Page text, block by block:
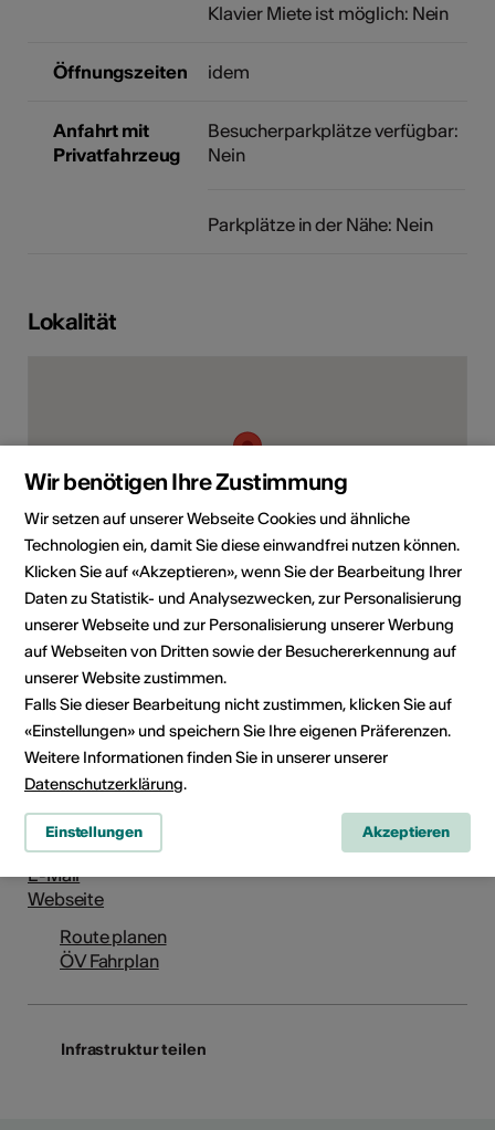
Klavier Miete ist möglich: Nein
Öffnungszeiten idem
Anfahrt mit
Privatfahrzeug
Besucherparkplätze verfügbar:
Nein
Parkplätze in der Nähe: Nein
Lokalität
Route de Florissant 130, 1231 Conches
Route planen
ÖV Fahrplan
Adresse
Fondation Valette
Projet Fotoscope
Route de Florissant 130
1231 Conches
E-Mail
Webseite
Route planen
ÖV Fahrplan
Infrastruktur teilen
Wir benötigen Ihre Zustimmung
Wir setzen auf unserer Webseite Cookies und ähnliche
Technologien ein, damit Sie diese einwandfrei nutzen können.
Klicken Sie auf «Akzeptieren», wenn Sie der Bearbeitung Ihrer
Daten zu Statistik- und Analysezwecken, zur Personalisierung
unserer Webseite und zur Personalisierung unserer Werbung
auf Webseiten von Dritten sowie der Besuchererkennung auf
unserer Website zustimmen.
Falls Sie dieser Bearbeitung nicht zustimmen, klicken Sie auf
«Einstellungen» und speichern Sie Ihre eigenen Präferenzen.
Weitere Informationen finden Sie in unserer unserer
Datenschutzerklärung.
Einstellungen Akzeptieren